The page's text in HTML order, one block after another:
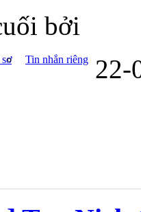
bởi
Tin nhắn riêng 22-